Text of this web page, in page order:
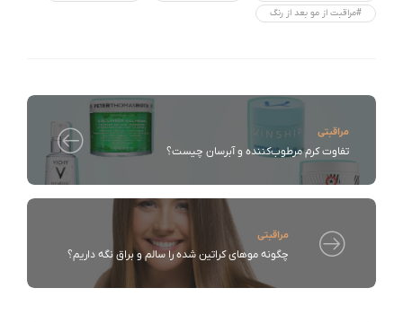
#مراقبت از مو بعد از رنگ
مراقبتی
تفاوت کرم مرطوب‌کننده و آبرسان چیست؟
مراقبتی
چگونه موهای کراتین شده را سالم و براق نگه داریم؟